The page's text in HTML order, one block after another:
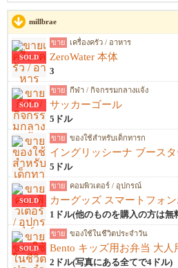
millbrae
SOLD
ขาย เครื่องครัว / อาหาร
ZeroWater 本体
3
SOLD
ขาย กีฬา / กิจกรรมกลางแจ้ง
サッカーゴール
5ドル
ขาย ของใช้สำหรับเด็กทารก
イングリッシーナ ブースタ
5ドル
SOLD
ขาย คอมพิวเตอร์ / อุปกรณ์
カーグッズ スマートフォ
1ドル(他のものを購入の方は無
SOLD
ขาย ของใช้ในชีวิตประจำวัน
2ドル(写真にある全てで4ドル)